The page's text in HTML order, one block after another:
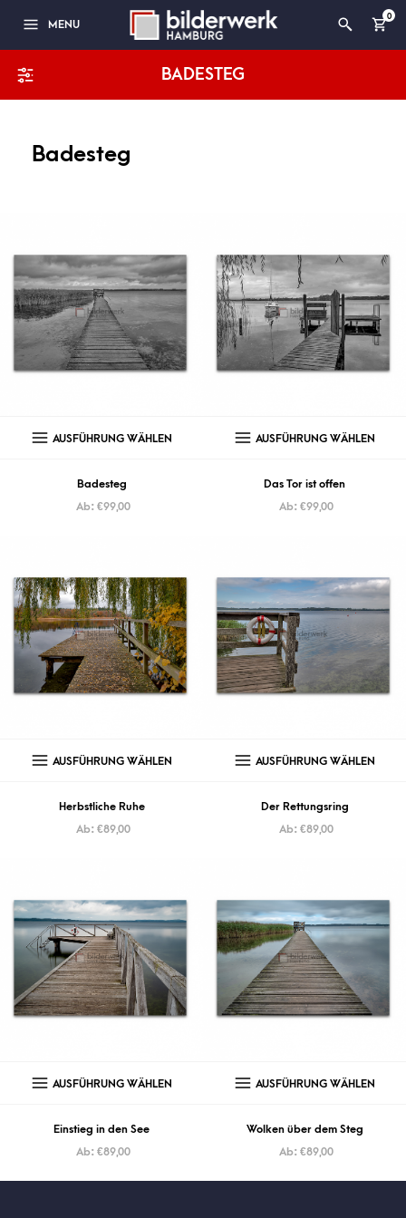
MENU
0
BADESTEG
Badesteg
AUSFÜHRUNG WÄHLEN
Badesteg
Ab: €99,00
AUSFÜHRUNG WÄHLEN
Das Tor ist offen
Ab: €99,00
AUSFÜHRUNG WÄHLEN
Herbstliche Ruhe
Ab: €89,00
AUSFÜHRUNG WÄHLEN
Der Rettungsring
Ab: €89,00
AUSFÜHRUNG WÄHLEN
Einstieg in den See
Ab: €89,00
AUSFÜHRUNG WÄHLEN
Wolken über dem Steg
Ab: €89,00